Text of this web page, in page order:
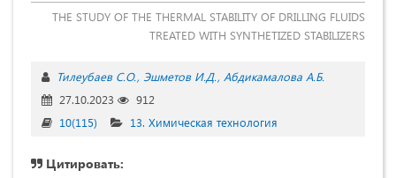
THE STUDY OF THE THERMAL STABILITY OF DRILLING FLUIDS
TREATED WITH SYNTHETIZED STABILIZERS
Тилеубаев С.О. Эшметов И.Д. Абдикамалова А.Б.
27.10.2023
912
10(115)
13. Химическая технология
Цитировать: